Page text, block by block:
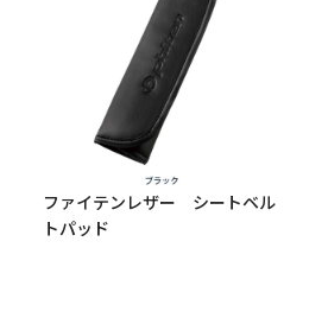
物を続ける カートへ進む
ファイテンレザー シートベル
トパッド